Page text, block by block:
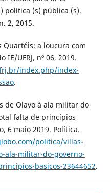
política (s) pública (s).
2, 2015.
Quartéis: a loucura com
IE/UFRJ, nº 06, 2019.
index.php/index-
.
de Olavo à ala militar do
falta de princípios
6 maio 2019. Política.
politica/villas-
ala-militar-do-governo-
basicos-23644652.